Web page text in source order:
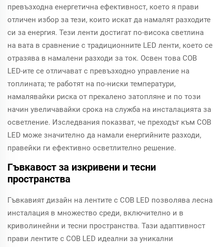
превъзходна енергетична ефективност, което я прави
отличен избор за тези, които искат да намалят разходите
си за енергия. Тези ленти достигат по-висока светлина
на вата в сравнение с традиционните LED ленти, което се
отразява в намалени разходи за ток. Освен това COB
LED-ите се отличават с превъзходно управление на
топлината; те работят на по-ниски температури,
намалявайки риска от прекалено затопляне и по този
начин увеличавайки срока на служба на инсталацията за
осветление. Изследвания показват, че преходът към COB
LED може значително да намали енергийните разходи,
правейки ги ефективно осветлително решение.
Гъвкавост за изкривени и тесни
пространства
Гъвкавият дизайн на лентите с COB LED позволява лесна
инсталация в множество среди, включително и в
криволинейни и тесни пространства. Тази адаптивност
прави лентите с COB LED идеални за уникални